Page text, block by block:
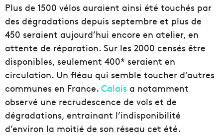
Plus de 1500 vélos auraient ainsi été touchés par
des dégradations depuis septembre et plus de
450 seraient aujourd’hui encore en atelier, en
attente de réparation. Sur les 2000 censés être
disponibles, seulement 400* seraient en
circulation. Un fléau qui semble toucher d’autres
communes en France. Calais a notamment
observé une recrudescence de vols et de
dégradations, entrainant l’indisponibilité
d’environ la moitié de son réseau cet été.